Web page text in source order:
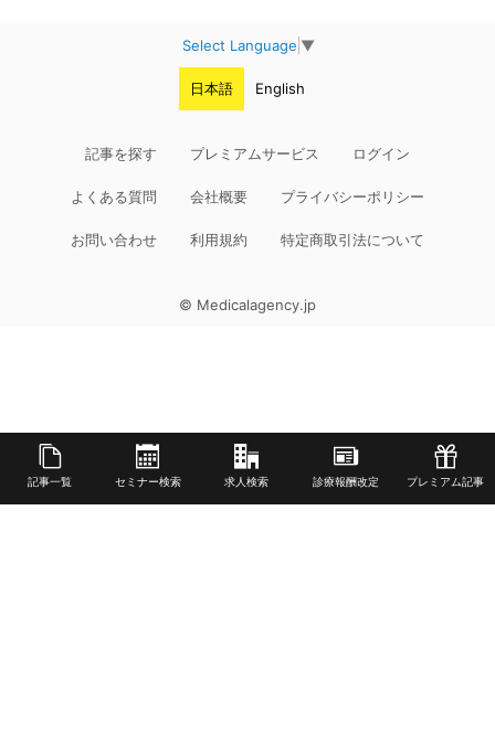
記事一覧 セミナー検索 求人検索 診療報酬改定 プレミアム記事
Select Language ▼
日本語 English
記事を探す プレミアムサービス ログイン
よくある質問 会社概要 プライバシーポリシー
お問い合わせ 利用規約 特定商取引法について
© Medicalagency.jp